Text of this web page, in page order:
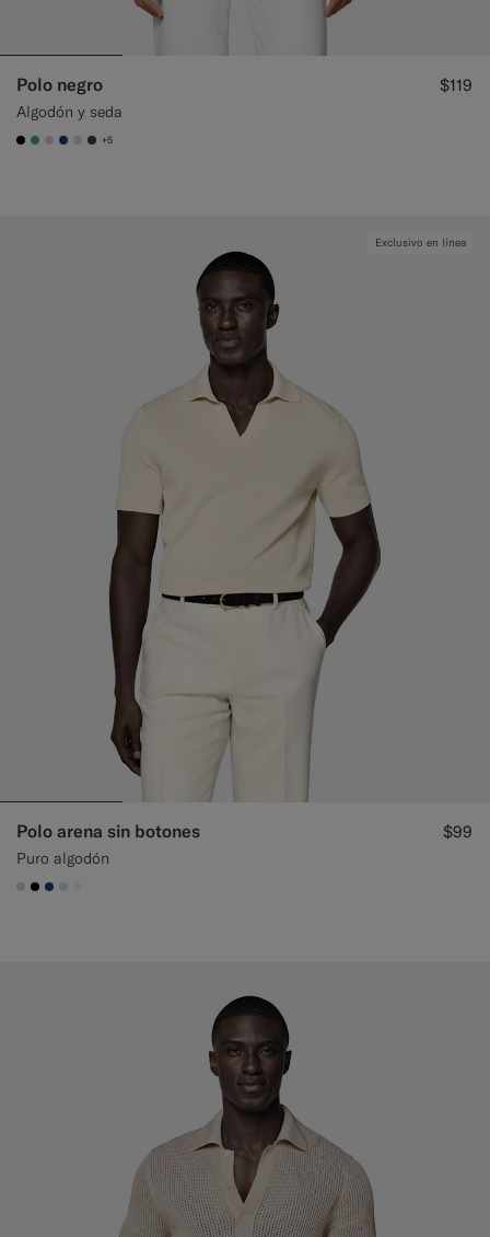
Polo negro
Algodón y seda
$119
#000000
#50AA6A
#D7D1C3
#1C3D7A
#D9DADA
#3d4043
+5
Exclusivo en línea
Polo arena sin botones
Puro algodón
$99
#D7D1C3
#000000
#1C3D7A
#CCDCF9